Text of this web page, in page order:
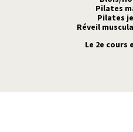
Pilates
Pilates
Réveil
Le 2e cours